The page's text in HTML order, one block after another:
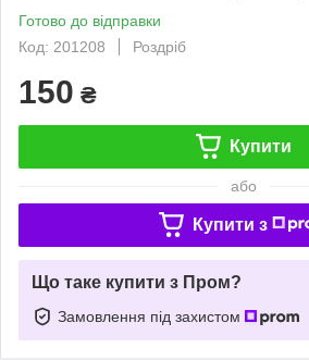
Готово до відправки
Код: 201208
Роздріб
150 ₴
Купити
або
Купити з
Що таке купити з Пром?
Замовлення під захистом